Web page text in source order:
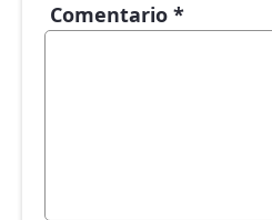
Comentario *